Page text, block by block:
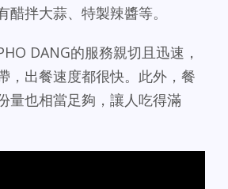
醋拌大蒜、特製辣醬等。
DANG的服務親切且迅速，
，出餐速度都很快。此外，餐
量也相當足夠，讓人吃得滿